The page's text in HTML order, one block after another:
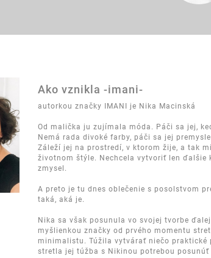
Ako vznikla -imani-
autorkou značky IMANI je Nika Macinská
Od malička ju zujímala móda. Páči sa jej,
Nemá rada divoké farby, páči sa jej
Záleží jej na prostredí, v ktorom žije, a tak
životnom štýle. Nechcela vytvoriť len ďalšie
zmysel.
A preto je tu dnes oblečenie s posolstvom
taká, aká je.
Nika sa však posunula vo svojej tvorbe
myšlienkou značky od prvého momentu
minimalistu. Túžila vytvárať niečo
stretla jej túžba s Nikinou potrebou